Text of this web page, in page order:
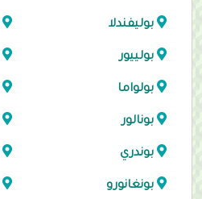
بوليفندلا
بولييور
بولواما
بونالور
بوندري
بونغانورو